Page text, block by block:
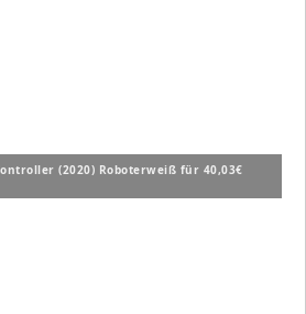
(2020) Roboterweiß für 40,03€